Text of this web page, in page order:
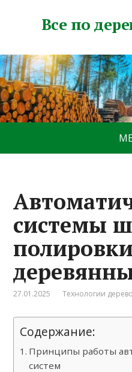
Все по
системы
полировки
27.01.2025 Технологии
Содержание:
Принципы работы
систем